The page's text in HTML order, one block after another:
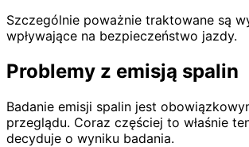
Szczególnie poważnie traktowane są
wpływające na bezpieczeństwo jazdy.
Problemy z emisją spalin
Badanie emisji spalin jest
przeglądu. Coraz częściej to właśnie
decyduje o wyniku badania.